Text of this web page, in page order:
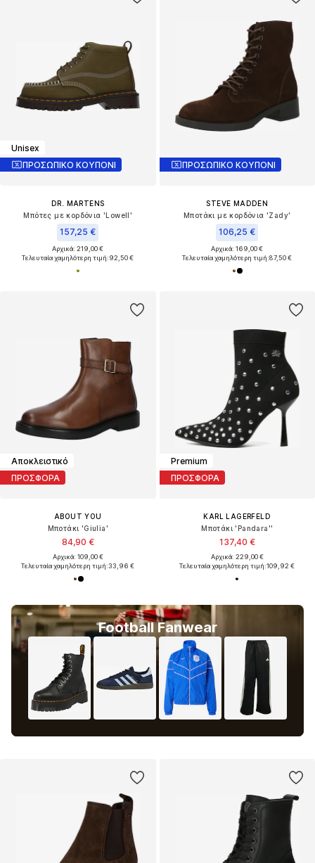
Unisex
ΠΡΟΣΩΠΙΚΟ ΚΟΥΠΟΝΙ
DR. MARTENS
Μπότες με κορδόνια 'Lowell'
157,25 €
Αρχικά: 219,00 €
Τελευταία χαμηλότερη τιμή:92,50 €
ΠΡΟΣΩΠΙΚΟ ΚΟΥΠΟΝΙ
STEVE MADDEN
Μποτάκι με κορδόνια 'Zady'
106,25 €
Αρχικά: 169,00 €
Τελευταία χαμηλότερη τιμή:87,50 €
Αποκλειστικό
ΠΡΟΣΦΟΡΑ
ABOUT YOU
Μποτάκι 'Giulia'
84,90 €
Αρχικά: 109,00 €
Τελευταία χαμηλότερη τιμή:33,96 €
Football Fanwear
Premium
ΠΡΟΣΦΟΡΑ
KARL LAGERFELD
Μποτάκι 'Pandara''
137,40 €
Αρχικά: 229,00 €
Τελευταία χαμηλότερη τιμή:109,92 €